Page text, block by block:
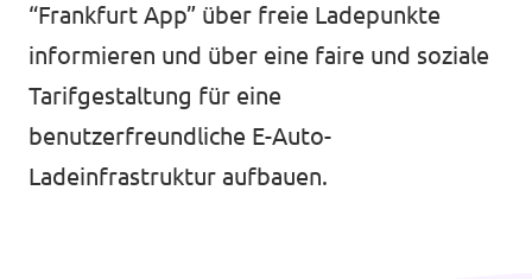
“Frankfurt App” über freie Ladepunkte
informieren und über eine faire und soziale
Tarifgestaltung für eine
benutzerfreundliche E-Auto-
Ladeinfrastruktur aufbauen.